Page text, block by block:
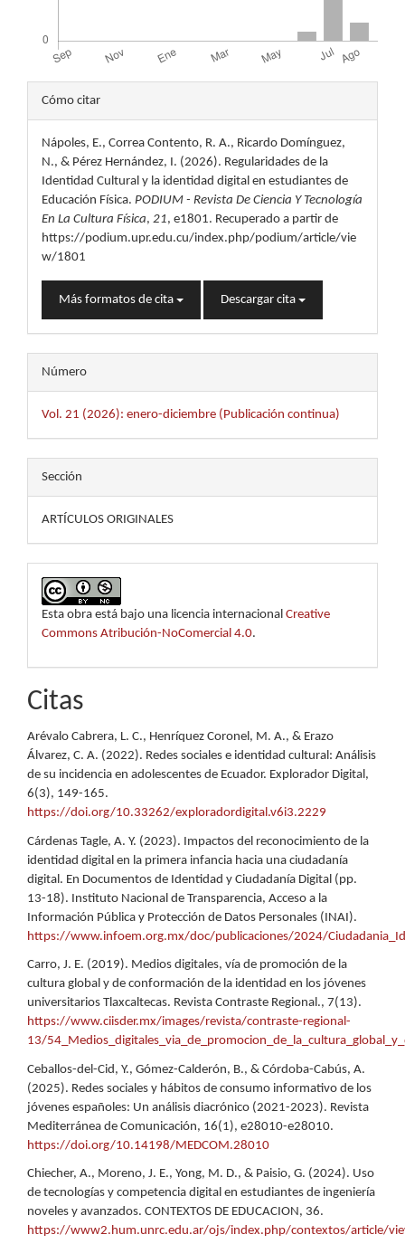
Detalles
del
artículo
Cómo citar
Nápoles, E., Correa Contento, R. A., Ricardo Domínguez,
N., & Pérez Hernández, I. (2026). Regularidades de la
Identidad Cultural y la identidad digital en estudiantes de
Educación Física. PODIUM - Revista De Ciencia Y Tecnología
En La Cultura Física, 21, e1801. Recuperado a partir de
https://podium.upr.edu.cu/index.php/podium/article/vie
w/1801
Más formatos de cita Descargar cita
Número
Vol. 21 (2026): enero-diciembre (Publicación continua)
Sección
ARTÍCULOS ORIGINALES
Esta obra está bajo una licencia internacional Creative
Commons Atribución-NoComercial 4.0.
Citas
Arévalo Cabrera, L. C., Henríquez Coronel, M. A., & Erazo
Álvarez, C. A. (2022). Redes sociales e identidad cultural: Análisis
de su incidencia en adolescentes de Ecuador. Explorador Digital,
6(3), 149-165.
https://doi.org/10.33262/exploradordigital.v6i3.2229
Cárdenas Tagle, A. Y. (2023). Impactos del reconocimiento de la
identidad digital en la primera infancia hacia una ciudadanía
digital. En Documentos de Identidad y Ciudadanía Digital (pp.
13-18). Instituto Nacional de Transparencia, Acceso a la
Información Pública y Protección de Datos Personales (INAI).
https://www.infoem.org.mx/doc/publicaciones/2024/
Carro, J. E. (2019). Medios digitales, vía de promoción de la
cultura global y de conformación de la identidad en los jóvenes
universitarios Tlaxcaltecas. Revista Contraste Regional., 7(13).
https://www.ciisder.mx/images/revista/contraste-regional-
13/
Ceballos-del-Cid, Y., Gómez-Calderón, B., & Córdoba-Cabús, A.
(2025). Redes sociales y hábitos de consumo informativo de los
jóvenes españoles: Un análisis diacrónico (2021-2023). Revista
Mediterránea de Comunicación, 16(1), e28010-e28010.
https://doi.org/10.14198/MEDCOM.28010
Chiecher, A., Moreno, J. E., Yong, M. D., & Paisio, G. (2024). Uso
de tecnologías y competencia digital en estudiantes de ingeniería
noveles y avanzados. CONTEXTOS DE EDUCACION, 36.
https://www2.hum.unrc.edu.ar/ojs/index.php/contextos/article/